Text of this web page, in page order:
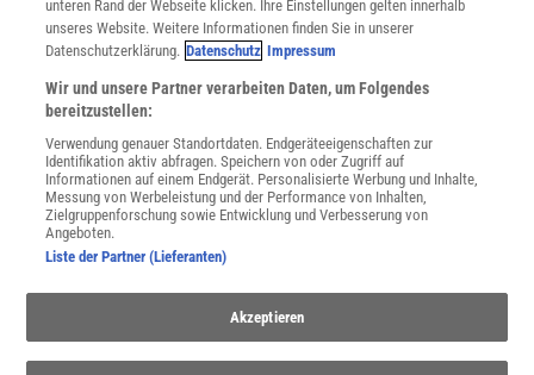
Alle Artikel
Impressum
Angebote für Schulen
Angebote für Institutionen
Sprachen lernen mit Gymglish
Lexika
Für Spektrum schreiben
Zugänglichkeitserklärung
WEBSEITEN
KielSCN
Wissenschaft in die Schulen
SciLogs
unteren Rand der Webseite klicken. Ihre Einstellungen gelten innerhalb
unseres Website. Weitere Informationen finden Sie in unserer
Datenschutzerklärung. Datenschutz Impressum
Wir und unsere Partner verarbeiten Daten, um Folgendes
bereitzustellen:
Verwendung genauer Standortdaten. Endgeräteeigenschaften zur
Identifikation aktiv abfragen. Speichern von oder Zugriff auf
Informationen auf einem Endgerät. Personalisierte Werbung und Inhalte,
Messung von Werbeleistung und der Performance von Inhalten,
Zielgruppenforschung sowie Entwicklung und Verbesserung von
Angeboten.
Liste der Partner (Lieferanten)
Akzeptieren